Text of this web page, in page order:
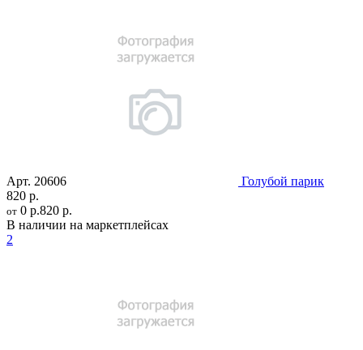
Арт. 20606
Голубой парик
820 р.
от 0 р.820 р.
В наличии на маркетплейсах
2